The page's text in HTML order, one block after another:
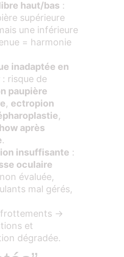
haut/bas :
supérieure
une inférieure
= harmonie
inadaptée en
: risque de
paupière
, ectropion
,
après
.
insuffisante :
oculaire
non évaluée,
mal gérés,
frottements →
et
dégradée.